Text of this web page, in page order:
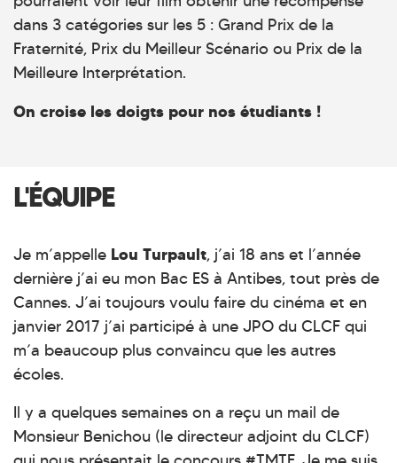
dans 3 catégories sur les 5 : Grand Prix de la
Fraternité, Prix du Meilleur Scénario ou Prix de la
Meilleure Interprétation.
On croise les doigts pour nos étudiants !
L'ÉQUIPE
Je m’appelle Lou Turpault, j’ai 18 ans et l’année
dernière j’ai eu mon Bac ES à Antibes, tout près de
Cannes. J’ai toujours voulu faire du cinéma et en
janvier 2017 j’ai participé à une JPO du CLCF qui
m’a beaucoup plus convaincu que les autres
écoles.
Il y a quelques semaines on a reçu un mail de
Monsieur Benichou (le directeur adjoint du CLCF)